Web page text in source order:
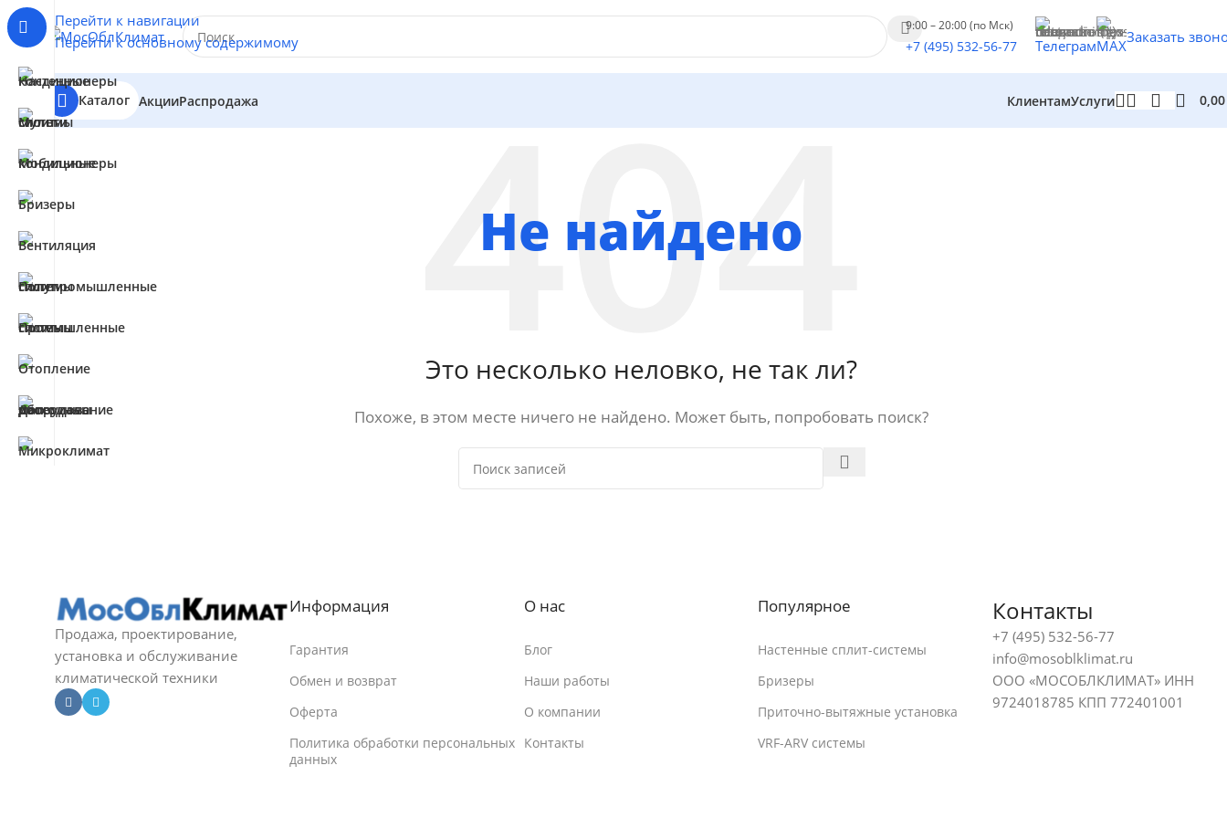
Перейти к навигации
Перейти к основному содержимому
9:00 – 20:00 (по Мск)
+7 (495) 532-56-77 ТелеграмMAXЗаказать
Каталог АкцииРаспродажа КлиентамУслуги
Не найдено
Это несколько неловко, не так ли?
Похоже, в этом месте ничего не найдено. Может быть, попробовать поиск?
Продажа, проектирование,
установка и обслуживание
климатической техники
Информация
Гарантия
Обмен и возврат
Оферта
Политика обработки персональных
данных
О нас
Блог
Наши работы
О компании
Контакты
Популярное
Настенные сплит-системы
Бризеры
Приточно-вытяжные установка
VRF-ARV системы
Контакты
+7 (495) 532-56-77
info@mosoblklimat.ru
ООО «МОСОБЛКЛИМАТ» ИНН
9724018785 КПП 772401001